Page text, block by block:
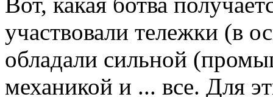
участвовали тележки (в
обладали сильной
механикой и ... все. Для